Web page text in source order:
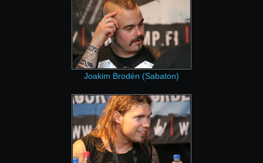
Joakim Brodén (Sabaton)